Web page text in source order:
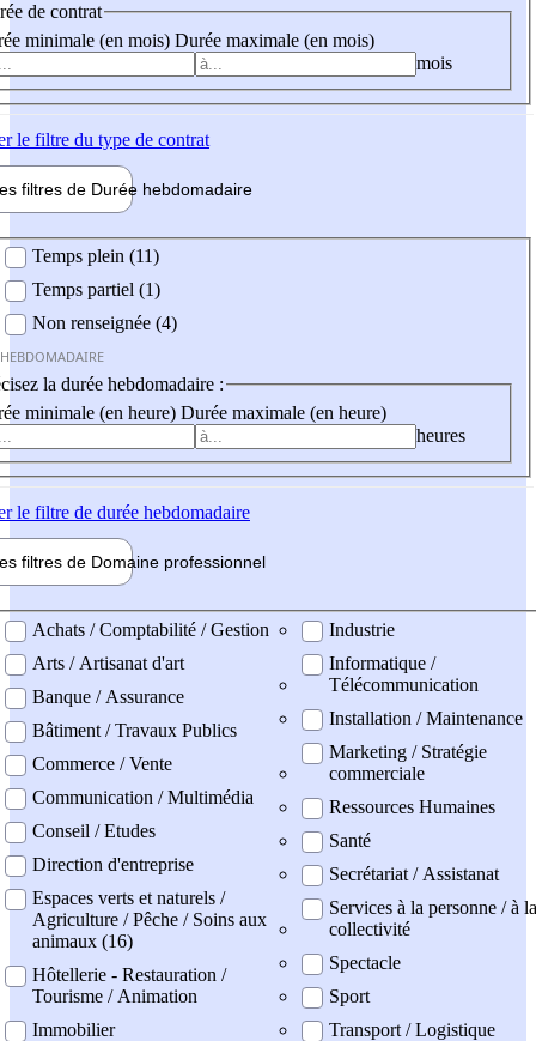
de contrat
minimale (en mois) Durée maximale (en mois)
mois
le filtre du type de contrat
filtres de Durée hebdomadaire
Temps plein (11)
Temps partiel (1)
Non renseignée (4)
la durée hebdomadaire :
minimale (en heure) Durée maximale (en heure)
heures
le filtre de durée hebdomadaire
filtres de Domaine professionnel
professionel
Achats / Comptabilité / Gestion
Arts / Artisanat d'art
Banque / Assurance
Bâtiment / Travaux Publics
Commerce / Vente
Communication / Multimédia
Conseil / Etudes
Direction d'entreprise
Espaces verts et naturels /
Agriculture / Pêche / Soins aux
animaux (16)
Hôtellerie - Restauration /
Tourisme / Animation
Immobilier
Industrie
Informatique /
Télécommunication
Installation / Maintenance
Marketing / Stratégie
commerciale
Ressources Humaines
Santé
Secrétariat / Assistanat
Services à la personne / à la
collectivité
Spectacle
Sport
Transport / Logistique